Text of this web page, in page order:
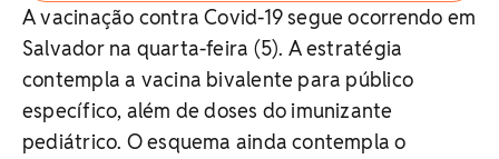
A vacinação contra Covid-19 segue ocorrendo em
Salvador na quarta-feira (5). A estratégia
contempla a vacina bivalente para público
específico, além de doses do imunizante
pediátrico. O esquema ainda contempla o